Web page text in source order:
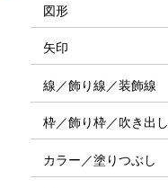
図形
矢印
線／飾り線／装飾線
枠／飾り枠／吹き出し
カラー／塗りつぶし